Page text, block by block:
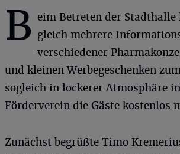
B eim Betreten der Stadthalle
gleich mehrere
verschiedener
und kleinen Werbegeschenken
sogleich in lockerer Atmosphäre
Förderverein die Gäste kostenlos
Zunächst begrüßte Timo